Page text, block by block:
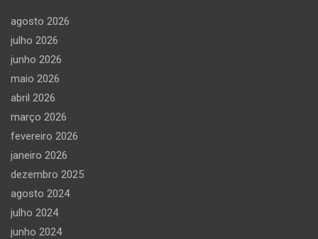
agosto 2026
julho 2026
junho 2026
maio 2026
abril 2026
março 2026
fevereiro 2026
janeiro 2026
dezembro 2025
agosto 2024
julho 2024
junho 2024